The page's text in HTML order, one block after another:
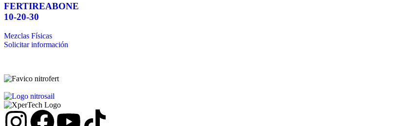
FERTIREABONE
10-20-30
Mezclas Físicas
Solicitar información